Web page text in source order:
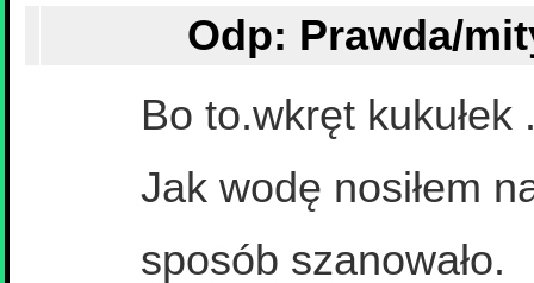
Bo to.wkręt kukułek
Jak wodę nosiłem
sposób szanowało.